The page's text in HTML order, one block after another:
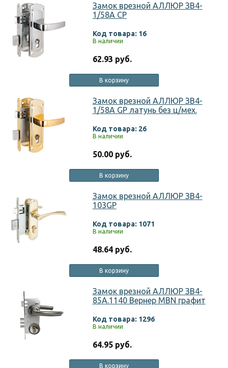
Замок врезной АЛЛЮР ЗВ4-
1/58A CP
Код товара: 16
В наличии
62.93 руб.
В корзину
Замок врезной АЛЛЮР ЗВ4-
1/58A GP латунь без ц/мех.
Код товара: 26
В наличии
50.00 руб.
В корзину
Замок врезной АЛЛЮР ЗВ4-
103GP
Код товара: 1071
В наличии
48.64 руб.
В корзину
Замок врезной АЛЛЮР ЗВ4-
85А.1140 Вернер MBN графит
Код товара: 1296
В наличии
64.95 руб.
В корзину